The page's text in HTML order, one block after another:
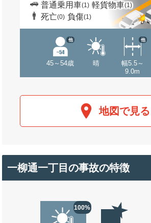
普通乗用車(1) 軽貨物車(1)
死亡(0) 負傷(1)
45～54歳
他
晴
幅5.5～
9.0m
他
地図で見る
一柳通一丁目の事故の特徴
100%